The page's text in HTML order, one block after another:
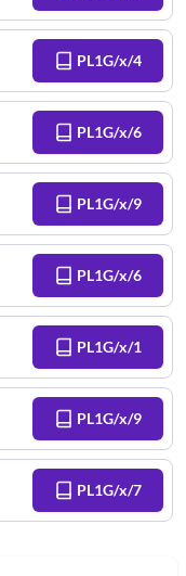
PL1G/x/4
PL1G/x/6
PL1G/x/9
PL1G/x/6
PL1G/x/1
PL1G/x/9
PL1G/x/7